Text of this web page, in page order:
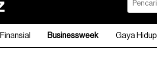
Finansial Businessweek Gaya Hidup